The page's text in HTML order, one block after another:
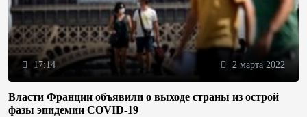
17:14 2 марта 2022
Власти Франции объявили о выходе страны из острой
фазы эпидемии COVID-19